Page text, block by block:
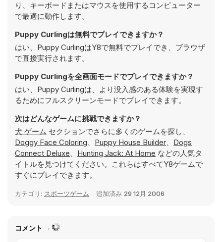
り、キーボードまたはマウスを使用するコンピューター
で最適に動作します。
Puppy Curlingは無料でプレイできますか？
はい、Puppy CurlingはY8で無料でプレイでき、ブラウザ
で直接実行されます。
Puppy Curlingを全画面モードでプレイできますか？
はい、Puppy Curlingは、より没入感のある体験を実現す
るためにフルスクリーンモードでプレイできます。
次はどんなゲームに挑戦できますか？
犬 ゲーム セクションでさらに多くのゲームを探し、
Doggy Face Coloring、 Puppy House Builder、 Dogs
Connect Deluxe、 Hunting Jack: At Home などの人気タ
イトルを見つけてください。これらはすべてY8ゲームで
すぐにプレイできます。
カテゴリ: スポーツゲーム 追加済み 29 12月 2006
コメント